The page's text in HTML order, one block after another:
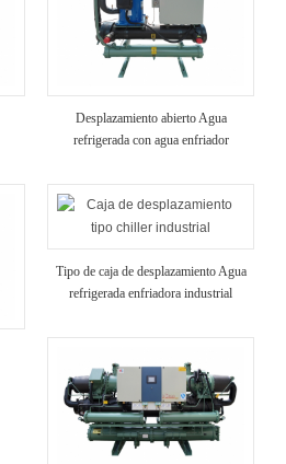
Desplazamiento abierto Agua
refrigerada con agua enfriador
Tipo de caja de desplazamiento Agua
refrigerada enfriadora industrial